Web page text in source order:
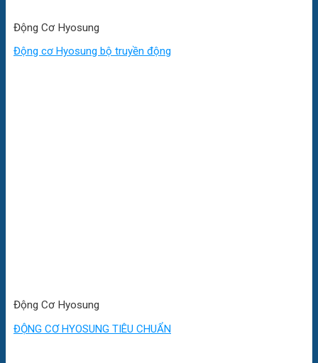
Động Cơ Hyosung
Động cơ Hyosung bộ truyền động
Động Cơ Hyosung
ĐỘNG CƠ HYOSUNG TIÊU CHUẨN